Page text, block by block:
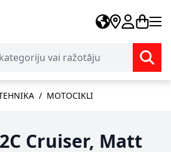
/ MOTOCIKLI
Cruiser, Matt